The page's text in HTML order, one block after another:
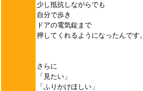
少し抵抗しながらでも
自分で歩き
ドアの電気錠まで
押してくれるようになったんです。
さらに
「見たい」
「ふりかけほしい」